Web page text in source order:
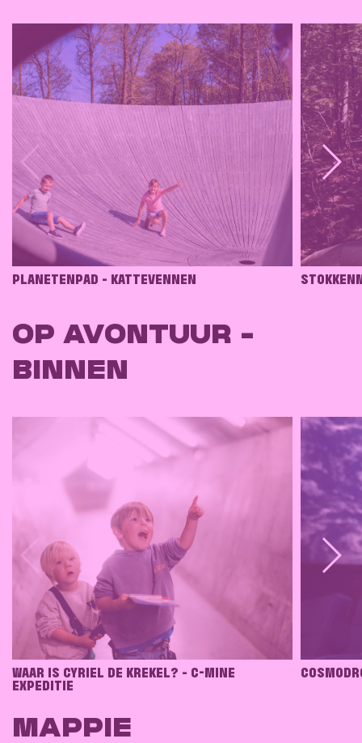
PLANETENPAD - KATTEVENNEN
OP AVONTUUR -
BINNEN
WAAR IS CYRIEL DE KREKEL? - C-MINE
EXPEDITIE
MAPPIE